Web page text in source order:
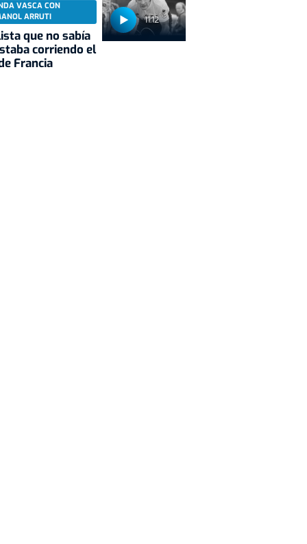
11:12
VASCA CON
ARRUTI
que no sabía
corriendo el
Francia